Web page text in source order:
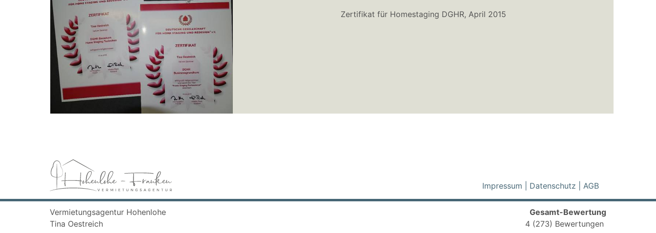
Zertifikat für Homestaging DGHR, April 2015
Impressum Datenschutz AGB
Vermietungsagentur Hohenlohe
Tina Oestreich
Gesamt-Bewertung
4 (273) Bewertungen